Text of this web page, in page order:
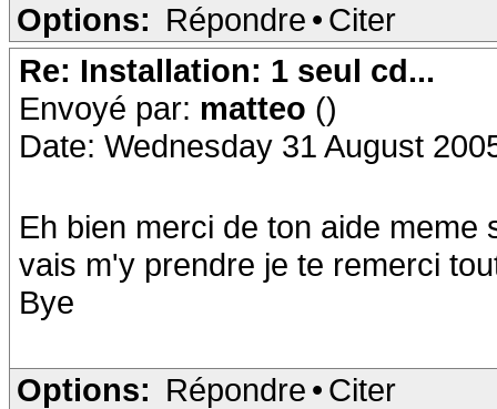
Options: Répondre • Citer
Re: Installation: 1 seul cd...
Envoyé par: matteo ()
Date: Wednesday 31 August
Eh bien merci de ton aide
vais m'y prendre je te remerci
Bye
Options: Répondre • Citer